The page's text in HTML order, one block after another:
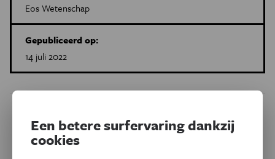
Eos Wetenschap
Gepubliceerd op:
14 juli 2022
Dit artikel delen op:
Facebook
Een betere surfervaring dankzij
cookies